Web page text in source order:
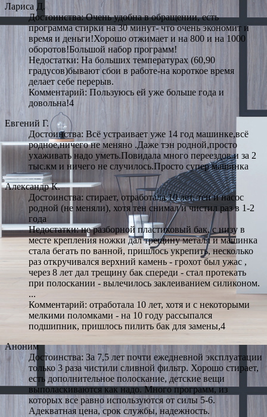
Лариса Д.
Достоинства: Очень удобна в обращении, есть
программа стирки на 30 минут- что очень экономит и
время и деньги!Хорошо отжимает и на 800 и на 1000
оборотов!Большой набор программ!
Недостатки: На больших температурах (60,90
градусов)бывают сбои в работе-на короткое время
делает себе перерыв.
Комментарий: Пользуюсь ей уже больше года и
довольна!4
Евгений Г.
Достоинства: Всё устраивает уже 14 год машинке,всё
родное,ничего не меняно .Даже тэн родной,просто
ухаживать надо уметь.Повидала много переездов и за 2
тыс.км и ничего не случилось.Просто супер машинка
Александр К.
Достоинства: стирает, отработала 10 лет, тен и насос
родной (не меняли), хотя тен снимал и чистил раз в 1-2
года
Недостатки: не разборной пластиковый бак, с низу в
месте крепления ножки дал трещину металл и машинка
стала бегать по ванной, пришлось укрепить, несколько
раз откручивался верхний камень - грохот был ужас ,
через 8 лет дал трещину бак спереди - стал протекать
при полоскании - вылечилось заклеиванием силиконом.
...
Комментарий: отработала 10 лет, хотя и с некоторыми
мелкими поломками - на 10 году рассыпался
подшипник, пришлось пилить бак для замены,4
Аноним
Достоинства: За 7,5 лет почти ежедневной эксплуатации
только 3 раза чистили сливной фильтр. Хорошо стирает,
есть дополнительное полоскание, детские вещи
выполаскиваются как надо. Много программ, из
которых все равно используются от силы 5-6.
Адекватная цена, срок службы, надежность.